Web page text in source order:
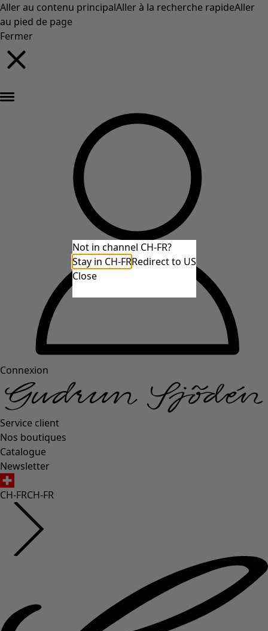
Aller au contenu principalAller à la recherche rapideAller
au pied de page
Fermer
Connexion
Service client
Nos boutiques
Catalogue
Newsletter
CH-FRCH-FR
Not in channel CH-FR?
Stay in CH-FRRedirect to US
Close